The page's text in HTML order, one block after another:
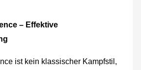
– Effektive
ist kein klassischer Kampfstil,